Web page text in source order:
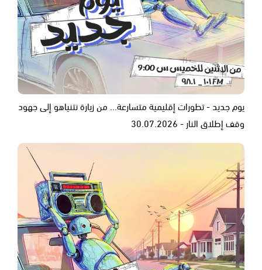
يوم جديد - تطورات إقليمية متسارعة... من زيارة نتنياهو إلى جهود
وقف إطلاق النار - 30.07.2026